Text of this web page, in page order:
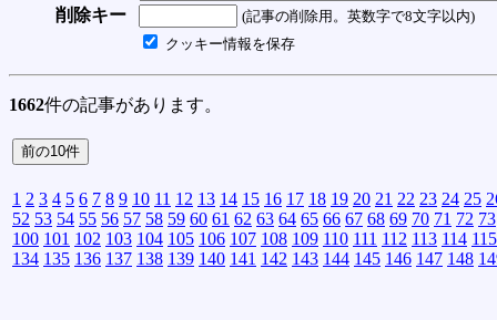
削除キー
(記事の削除用。英数字で8文字以内)
クッキー情報を保存
1662件の記事があります。
1 2 3 4 5 6 7 8 9 10 11 12 13 14 15 16 17 18 19 20 21 22 23 24 25
52 53 54 55 56 57 58 59 60 61 62 63 64 65 66 67 68 69 70 71 72 73
100 101 102 103 104 105 106 107 108 109 110 111 112 113 114 115
134 135 136 137 138 139 140 141 142 143 144 145 146 147 148